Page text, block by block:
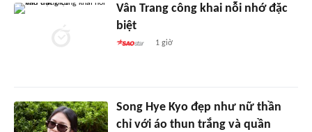
Vân Trang công khai nỗi nhớ đặc
biệt
1 giờ
Song Hye Kyo đẹp như nữ thần
chỉ với áo thun trắng và quần